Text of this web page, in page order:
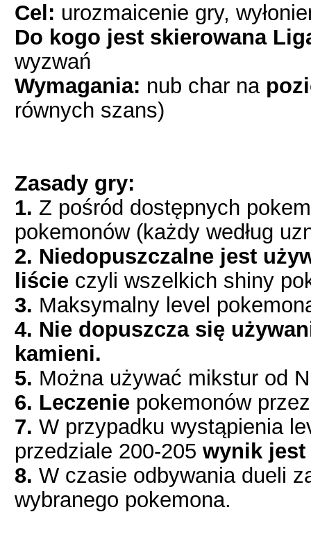
Cel: urozmaicenie gry,
Do kogo jest skierowana
wyzwań
Wymagania: nub char na
równych szans)
Zasady gry:
1. Z pośród dostępnych
pokemonów (każdy według
2. Niedopuszczalne jest
liście czyli wszelkich shiny
3. Maksymalny level
4. Nie dopuszcza się
kamieni.
5. Można używać mikstur od
6. Leczenie pokemonów
7. W przypadku wystąpienia
przedziale 200-205 wynik
8. W czasie odbywania dueli
wybranego pokemona.